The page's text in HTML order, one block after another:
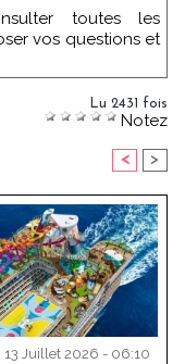
toutes les
vos questions et
Lu 2431 fois
Notez
< >
13 Juillet 2026 - 06:10